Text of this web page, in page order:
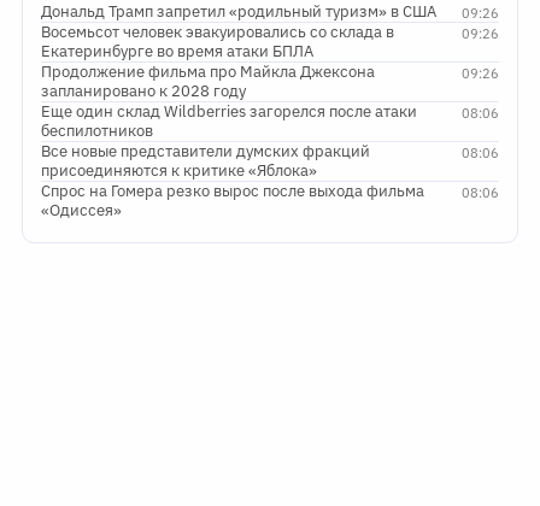
09:26
Дональд Трамп запретил «родильный туризм» в США
09:26
Восемьсот человек эвакуировались со склада в
Екатеринбурге во время атаки БПЛА
09:26
Продолжение фильма про Майкла Джексона
запланировано к 2028 году
08:06
Еще один склад Wildberries загорелся после атаки
беспилотников
08:06
Все новые представители думских фракций
присоединяются к критике «Яблока»
08:06
Спрос на Гомера резко вырос после выхода фильма
«Одиссея»